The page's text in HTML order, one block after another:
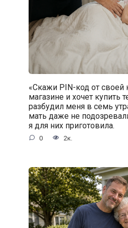
«Скажи PIN-код от своей
магазине и хочет купить
разбудил меня в семь
мать даже не
я для них приготовила.
0 2к.